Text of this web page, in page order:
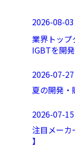
2026-08-03
業界トップ
IGBTを開
2026-07-27
夏の開発
2026-07-15
注目メー
】